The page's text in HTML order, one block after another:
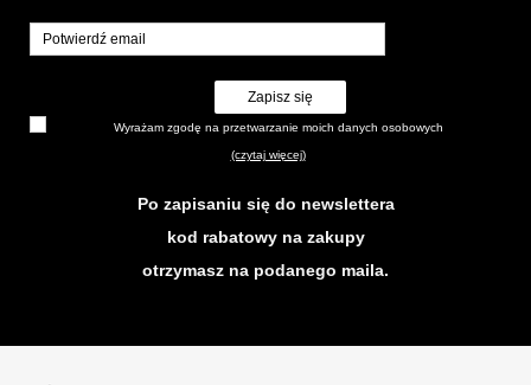
Zapisz się
Wyrażam zgodę na przetwarzanie moich danych osobowych
(czytaj więcej)
Po zapisaniu się do newslettera
kod rabatowy na zakupy
otrzymasz na podanego maila.